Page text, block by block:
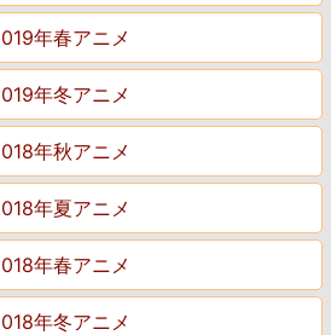
年春アニメ
年冬アニメ
年秋アニメ
年夏アニメ
年春アニメ
年冬アニメ